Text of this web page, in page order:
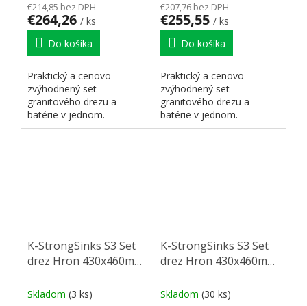
€214,85 bez DPH
€264,26 / ks
Do košíka
Praktický a cenovo
zvýhodnený set
granitového drezu a
batérie v jednom.
€207,76 bez DPH
€255,55 / ks
Do košíka
Praktický a cenovo
zvýhodnený set
granitového drezu a
batérie v jednom.
K-StrongSinks S3 Set
drez Hron 430x460mm
Batéria Seina chróm
Skladom (3 ks)
K-StrongSinks S3 Set
drez Hron 430x460mm
Garonne čierna
Skladom (30 ks)